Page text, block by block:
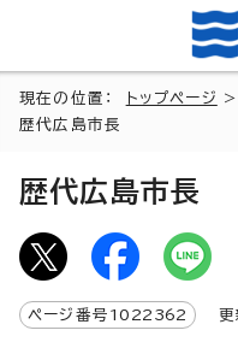
現在の位置： トップページ
歴代広島市長
歴代広島市長
ページ番号 1022362 更